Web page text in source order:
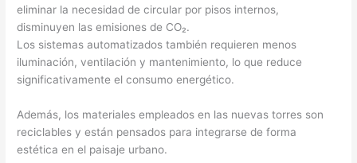
eliminar la necesidad de circular por pisos internos,
disminuyen las emisiones de CO₂.
Los sistemas automatizados también requieren menos
iluminación, ventilación y mantenimiento, lo que reduce
significativamente el consumo energético.
Además, los materiales empleados en las nuevas torres son
reciclables y están pensados para integrarse de forma
estética en el paisaje urbano.